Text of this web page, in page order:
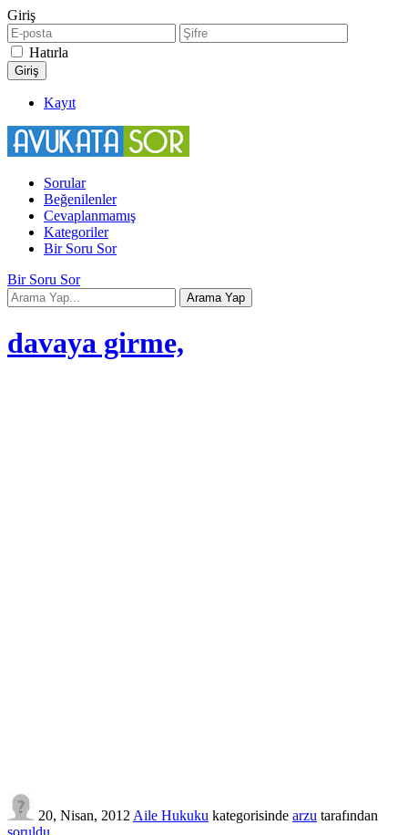
Giriş
Hatırla
Kayıt
Sorular
Beğenilenler
Cevaplanmamış
Kategoriler
Bir Soru Sor
Bir Soru Sor
davaya girme,
20, Nisan, 2012 Aile Hukuku kategorisinde arzu tarafından
soruldu